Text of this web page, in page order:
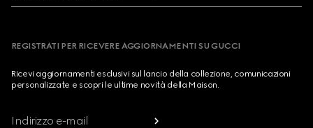
REGISTRATI PER RICEVERE AGGIORNAMENTI SU GUCCI
Ricevi aggiornamenti esclusivi sul lancio della collezione, comunicazioni
personalizzate e scopri le ultime novità della Maison.
Indirizzo e-mail